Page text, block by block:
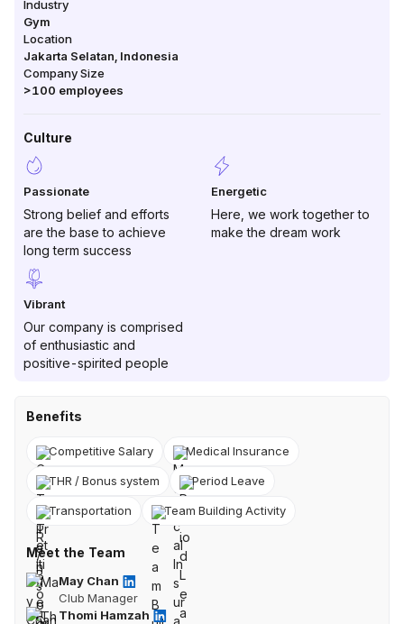
Industry
Gym
Location
Jakarta Selatan Indonesia
Company Size
>100 employees
Culture
Passionate
Strong belief and efforts
are the base to achieve
long term success
Energetic
Here, we work together to
make the dream work
Vibrant
Our company is comprised
of enthusiastic and
positive-spirited people
Benefits
Competitive Salary Medical Insurance
THR / Bonus system Period Leave
Transportation Team Building Activity
Meet the Team
May Chan
Club Manager
Thomi Hamzah